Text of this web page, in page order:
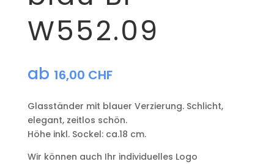
W552.09
ab 16,00 CHF
Glasständer mit blauer Verzierung. Schlicht,
elegant, zeitlos schön.
Höhe inkl. Sockel: ca.18 cm.
Wir können auch Ihr individuelles Logo